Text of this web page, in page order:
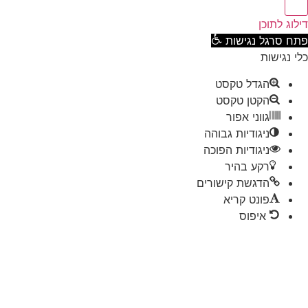
לתוכן
סרגל נגישות
נגישות
הגדל טקסט
הקטן טקסט
גווני אפור
ניגודיות גבוהה
ניגודיות הפוכה
רקע בהיר
הדגשת קישורים
פונט קריא
איפוס